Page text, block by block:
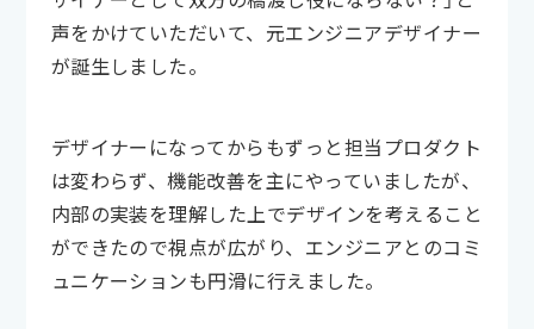
声をかけていただいて、元エンジニアデザイナー
が誕生しました。
デザイナーになってからもずっと担当プロダクト
は変わらず、機能改善を主にやっていましたが、
内部の実装を理解した上でデザインを考えること
ができたので視点が広がり、エンジニアとのコミ
ュニケーションも円滑に行えました。